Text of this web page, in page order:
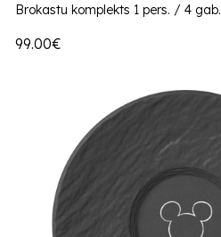
Brokastu komplekts 1 pers. / 4 gab.
99.00€